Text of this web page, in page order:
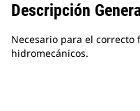
Descripción
Necesario para el
hidromecánicos.